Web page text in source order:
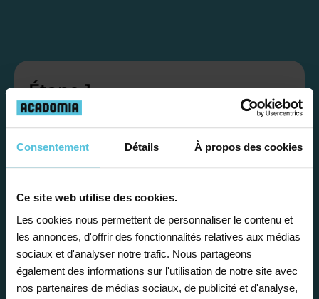
Consentement Détails À propos des cookies
Ce site web utilise des cookies.
Les cookies nous permettent de personnaliser le contenu et
les annonces, d'offrir des fonctionnalités relatives aux médias
sociaux et d'analyser notre trafic. Nous partageons
également des informations sur l'utilisation de notre site avec
nos partenaires de médias sociaux, de publicité et d'analyse,
Étape 1
Je vous propose un
bilan personnalisé
première étape pour faire le point sur
la situation scolaire de votre enfant, ses
besoins et vous préconiser la solution la
plus adaptée.